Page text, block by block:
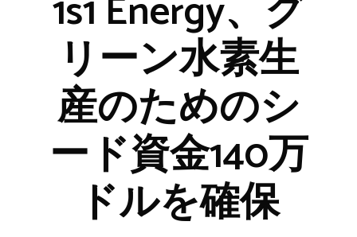
リーン水素生
産のためのシ
ード資金140万
ドルを確保